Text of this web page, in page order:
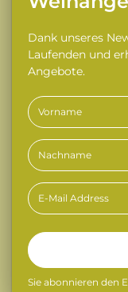
Hingabe der
zu produzieren.
einem
Hauch von
eine
Dank unseres
Laufenden und
Angebote.
Sie abonnieren den